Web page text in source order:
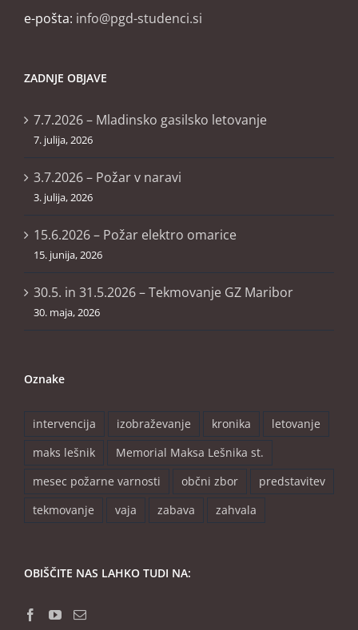
e-pošta: info@pgd-studenci.si
ZADNJE OBJAVE
7.7.2026 – Mladinsko gasilsko letovanje
7. julija, 2026
3.7.2026 – Požar v naravi
3. julija, 2026
15.6.2026 – Požar elektro omarice
15. junija, 2026
30.5. in 31.5.2026 – Tekmovanje GZ Maribor
30. maja, 2026
Oznake
intervencija izobraževanje kronika
letovanje
maks lešnik
Memorial Maksa Lešnika st.
mesec požarne varnosti
občni zbor
predstavitev
tekmovanje
vaja zabava zahvala
OBIŠČITE NAS LAHKO TUDI NA: